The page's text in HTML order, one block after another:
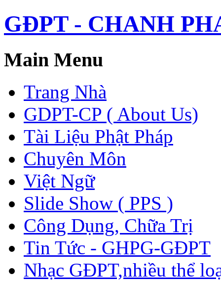
GĐPT - CHANH
Main Menu
Trang Nhà
GDPT-CP ( About Us)
Tài Liệu Phật Pháp
Chuyên Môn
Việt Ngữ
Slide Show ( PPS )
Công Dụng, Chữa Trị
Tin Tức - GHPG-GĐPT
Nhạc GĐPT,nhiều thể